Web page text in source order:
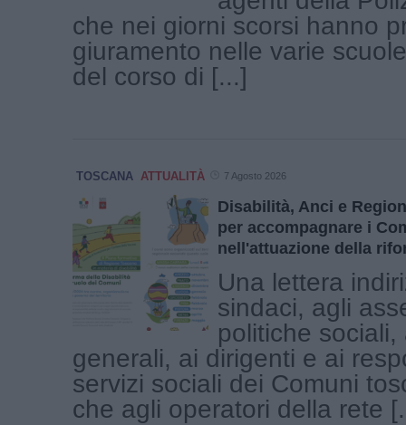
che nei giorni scorsi hanno
giuramento nelle varie
del corso di [...]
TOSCANA ATTUALITÀ 7 Agosto 2026
Disabilità, Anci e
per accompagnare i
nell'attuazione della
Una lettera
sindaci, agli
politiche sociali,
generali, ai dirigenti e ai
servizi sociali dei Comuni
che agli operatori della rete